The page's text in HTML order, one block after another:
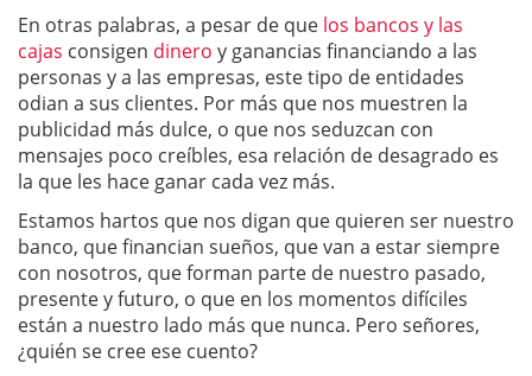
En otras palabras, a pesar de que los bancos y las
cajas consigen dinero y ganancias financiando a las
personas y a las empresas, este tipo de entidades
odian a sus clientes. Por más que nos muestren la
publicidad más dulce, o que nos seduzcan con
mensajes poco creíbles, esa relación de desagrado es
la que les hace ganar cada vez más.
Estamos hartos que nos digan que quieren ser nuestro
banco, que financian sueños, que van a estar siempre
con nosotros, que forman parte de nuestro pasado,
presente y futuro, o que en los momentos difíciles
están a nuestro lado más que nunca. Pero señores,
¿quién se cree ese cuento?